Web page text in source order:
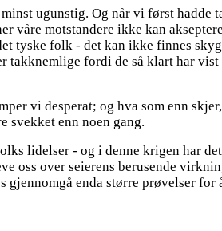
ugunstig. Og når vi først hadde
våre motstandere ikke kan
tyske folk - det kan ikke finnes
fordi de så klart har vist
vi desperat; og hva som enn
svekket enn noen gang.
lidelser - og i denne krigen har
oss over seierens berusende
gjennomgå enda større prøvelser for